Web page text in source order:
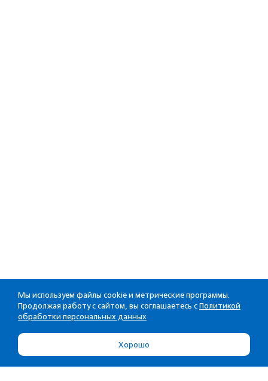
Мы используем файлы cookie и метрические программы.
Продолжая работу с сайтом, вы соглашаетесь с Политикой
обработки персональных данных
Хорошо